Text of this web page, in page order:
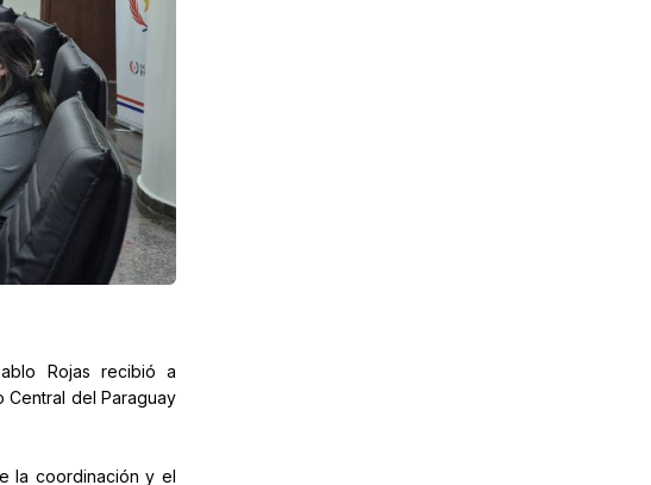
Rojas recibió a
Central del Paraguay
la coordinación y el